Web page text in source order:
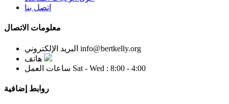
اتصل بنا
معلومات الاتصال
البريد الإلكتروني info@bertkelly.org
هاتف
ساعات العمل Sat - Wed : 8:00 - 4:00
روابط إضافية